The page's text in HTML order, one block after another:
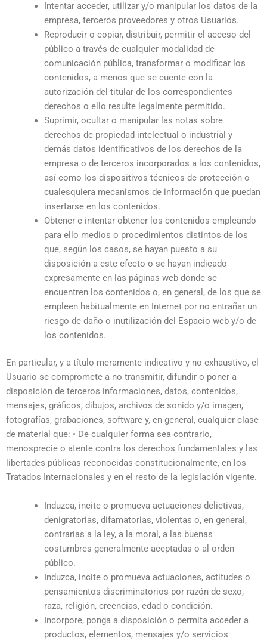
Intentar acceder, utilizar y/o manipular los datos de la
empresa, terceros proveedores y otros Usuarios.
Reproducir o copiar, distribuir, permitir el acceso del
público a través de cualquier modalidad de
comunicación pública, transformar o modificar los
contenidos, a menos que se cuente con la
autorización del titular de los correspondientes
derechos o ello resulte legalmente permitido.
Suprimir, ocultar o manipular las notas sobre
derechos de propiedad intelectual o industrial y
demás datos identificativos de los derechos de la
empresa o de terceros incorporados a los contenidos,
así como los dispositivos técnicos de protección o
cualesquiera mecanismos de información que puedan
insertarse en los contenidos.
Obtener e intentar obtener los contenidos empleando
para ello medios o procedimientos distintos de los
que, según los casos, se hayan puesto a su
disposición a este efecto o se hayan indicado
expresamente en las páginas web donde se
encuentren los contenidos o, en general, de los que se
empleen habitualmente en Internet por no entrañar un
riesgo de daño o inutilización del Espacio web y/o de
los contenidos.
En particular, y a título meramente indicativo y no exhaustivo, el
Usuario se compromete a no transmitir, difundir o poner a
disposición de terceros informaciones, datos, contenidos,
mensajes, gráficos, dibujos, archivos de sonido y/o imagen,
fotografías, grabaciones, software y, en general, cualquier clase
de material que: • De cualquier forma sea contrario,
menosprecie o atente contra los derechos fundamentales y las
libertades públicas reconocidas constitucionalmente, en los
Tratados Internacionales y en el resto de la legislación vigente.
Induzca, incite o promueva actuaciones delictivas,
denigratorias, difamatorias, violentas o, en general,
contrarias a la ley, a la moral, a las buenas
costumbres generalmente aceptadas o al orden
público.
Induzca, incite o promueva actuaciones, actitudes o
pensamientos discriminatorios por razón de sexo,
raza, religión, creencias, edad o condición.
Incorpore, ponga a disposición o permita acceder a
productos, elementos, mensajes y/o servicios